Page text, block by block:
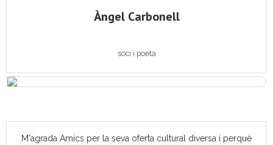
Àngel Carbonell
soci i poeta
M'agrada Amics per la seva oferta cultural diversa i perquè